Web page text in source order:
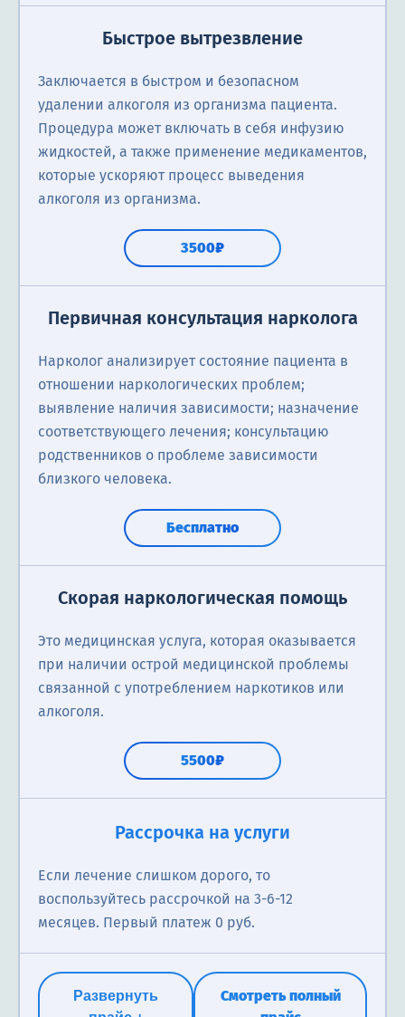
Быстрое вытрезвление
Заключается в быстром и безопасном
удалении алкоголя из организма пациента.
Процедура может включать в себя инфузию
жидкостей, а также применение медикаментов,
которые ускоряют процесс выведения
алкоголя из организма.
3500₽
Первичная консультация нарколога
Нарколог анализирует состояние пациента в
отношении наркологических проблем;
выявление наличия зависимости; назначение
соответствующего лечения; консультацию
родственников о проблеме зависимости
близкого человека.
Бесплатно
Скорая наркологическая помощь
Это медицинская услуга, которая оказывается
при наличии острой медицинской проблемы
связанной с употреблением наркотиков или
алкоголя.
5500₽
зависимости от конкретных потребностей
пациентов, но они обычно включают в себя
медицинское лечение, психологическую поддержку
и консультации, групповую терапию, тренинги и
обучение навыкам поведения, которые помогут
пациентам вернуться к здоровой жизни и
отношении наркологических проблем; выявление
наличия наркотической зависимости; назначение
соответствующего лечения; консультацию
родственников о проблеме зависимости близкого
человека.
Рассрочка на услуги
Если лечение слишком дорого, то
воспользуйтесь рассрочкой на 3-6-12
месяцев. Первый платеж 0 руб.
Развернуть
Смотреть полный